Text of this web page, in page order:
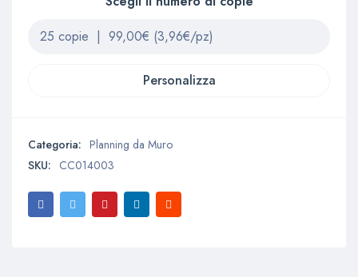
Personalizza
Categoria: Planning da Muro
SKU: CC014003